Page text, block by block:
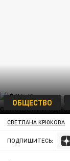
ОБЩЕСТВО
СВЕТЛАНА КРЮКОВА
ПОДПИШИТЕСЬ: